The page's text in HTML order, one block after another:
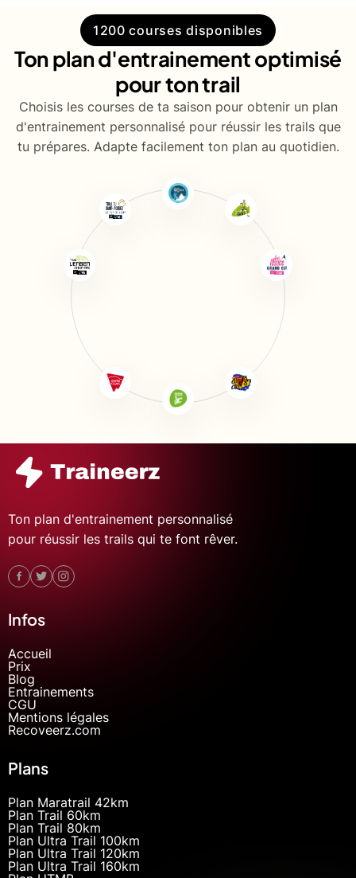
1200 courses disponibles
Ton plan d'entrainement optimisé
pour ton trail
Choisis les courses de ta saison pour obtenir un plan
d'entrainement personnalisé pour réussir les trails que
tu prépares. Adapte facilement ton plan au quotidien.
Ton plan d'entrainement personnalisé
pour réussir les trails qui te font rêver.
Infos
Accueil
Prix
Blog
Entrainements
CGU
Mentions légales
Recoveerz.com
Plans
Plan Maratrail 42km
Plan Trail 60km
Plan Trail 80km
Plan Ultra Trail 100km
Plan Ultra Trail 120km
Plan Ultra Trail 160km